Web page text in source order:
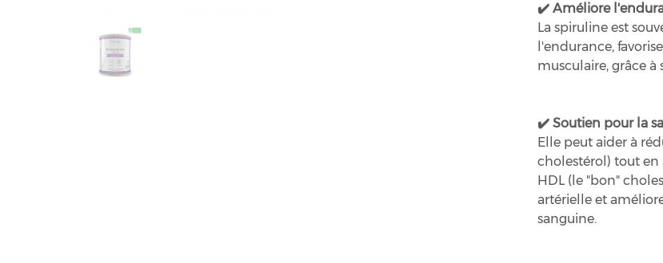
✔️ Améliore
La spiruline est
l'endurance,
musculaire, grâce à
✔️ Soutien pour la
Elle peut aider à
cholestérol) tout
HDL (le "bon"
artérielle et
sanguine.